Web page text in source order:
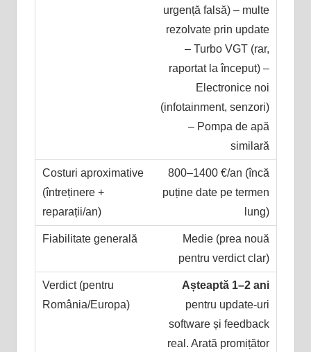
urgență falsă) – multe
rezolvate prin update
– Turbo VGT (rar,
raportat la început) –
Electronice noi
(infotainment, senzori)
– Pompa de apă
similară
800–1400 €/an (încă
puține date pe termen
lung)
Medie (prea nouă
pentru verdict clar)
Așteaptă 1–2 ani
pentru update-uri
software și feedback
real. Arată promițător